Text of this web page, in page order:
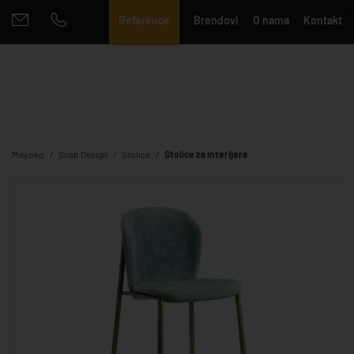
Reference Brendovi O nama Kontakt
Mayoko Scab Design Stolice Stolice za interijere